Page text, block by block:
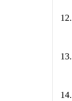
12.
13.
14.